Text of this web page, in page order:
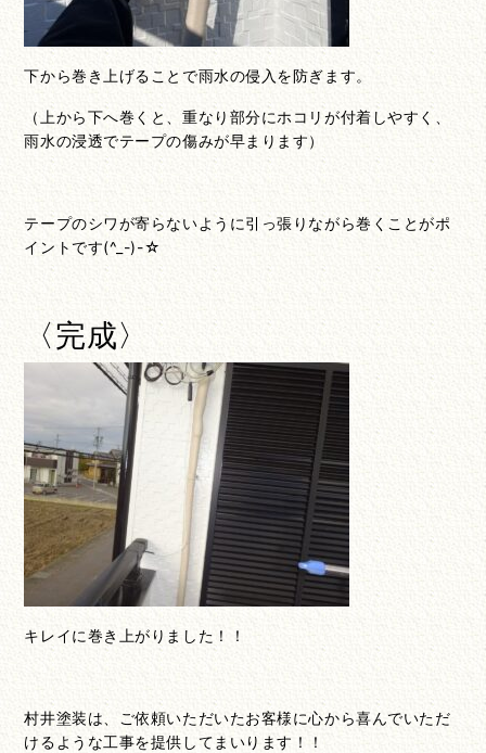
下から巻き上げることで雨水の侵入を防ぎます。
（上から下へ巻くと、重なり部分にホコリが付着しやすく、
雨水の浸透でテープの傷みが早まります）
テープのシワが寄らないように引っ張りながら巻くことがポ
イントです(^_-)-☆
〈完成〉
キレイに巻き上がりました！！
村井塗装は、ご依頼いただいたお客様に心から喜んでいただ
けるような工事を提供してまいります！！